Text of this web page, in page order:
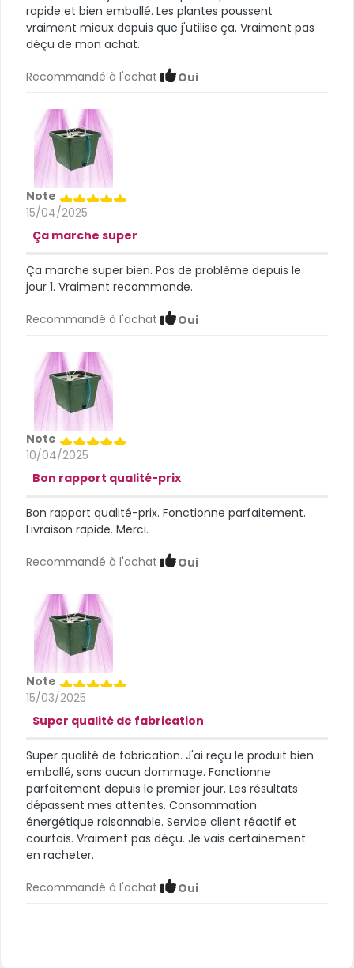
rapide et bien emballé. Les plantes poussent
vraiment mieux depuis que j'utilise ça. Vraiment pas
déçu de mon achat.
Recommandé à l'achat Oui
Note
15/04/2025
Ça marche super
Ça marche super bien. Pas de problème depuis le
jour 1. Vraiment recommande.
Recommandé à l'achat Oui
Note
10/04/2025
Bon rapport qualité-prix
Bon rapport qualité-prix. Fonctionne parfaitement.
Livraison rapide. Merci.
Recommandé à l'achat Oui
Note
15/03/2025
Super qualité de fabrication
Super qualité de fabrication. J'ai reçu le produit bien
emballé, sans aucun dommage. Fonctionne
parfaitement depuis le premier jour. Les résultats
dépassent mes attentes. Consommation
énergétique raisonnable. Service client réactif et
courtois. Vraiment pas déçu. Je vais certainement
en racheter.
Recommandé à l'achat Oui